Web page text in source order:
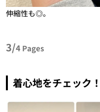
伸縮性も◎。
3/4 Pages
着心地をチェック！